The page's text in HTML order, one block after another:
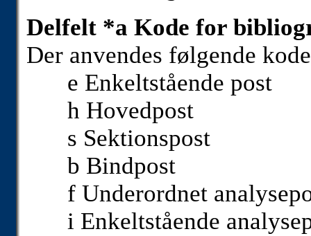
Delfelt *a Kode for
Der anvendes følgende
e Enkeltstående post
h Hovedpost
s Sektionspost
b Bindpost
f Underordnet
i Enkeltstående